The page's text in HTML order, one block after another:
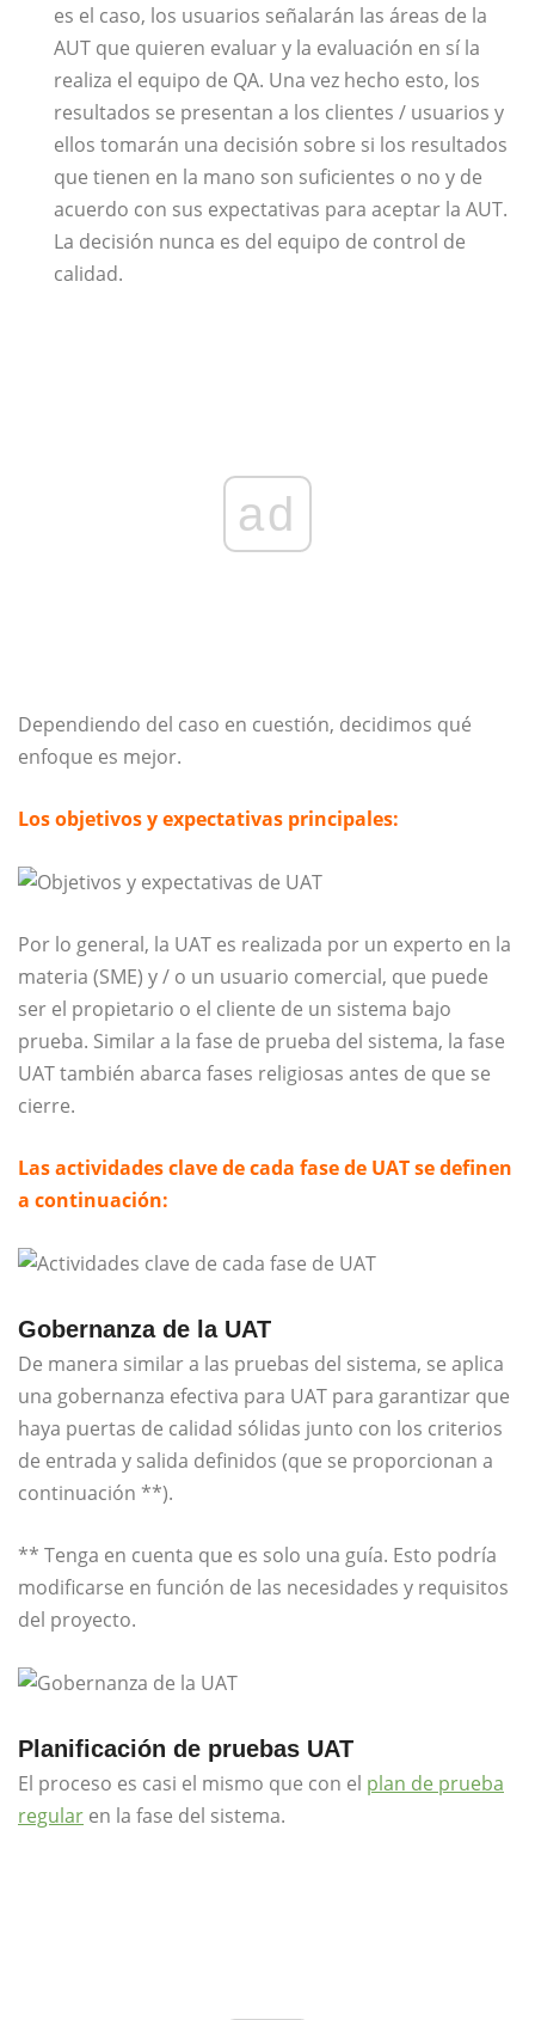
es el caso, los usuarios señalarán las áreas de la
AUT que quieren evaluar y la evaluación en sí la
realiza el equipo de QA. Una vez hecho esto, los
resultados se presentan a los clientes / usuarios y
ellos tomarán una decisión sobre si los resultados
que tienen en la mano son suficientes o no y de
acuerdo con sus expectativas para aceptar la AUT.
La decisión nunca es del equipo de control de
calidad.
ad
Dependiendo del caso en cuestión, decidimos qué
enfoque es mejor.
Los objetivos y expectativas principales:
Por lo general, la UAT es realizada por un experto en la
materia (SME) y / o un usuario comercial, que puede
ser el propietario o el cliente de un sistema bajo
prueba. Similar a la fase de prueba del sistema, la fase
UAT también abarca fases religiosas antes de que se
cierre.
Las actividades clave de cada fase de UAT se definen
a continuación:
Gobernanza de la UAT
De manera similar a las pruebas del sistema, se aplica
una gobernanza efectiva para UAT para garantizar que
haya puertas de calidad sólidas junto con los criterios
de entrada y salida definidos (que se proporcionan a
continuación **).
** Tenga en cuenta que es solo una guía. Esto podría
modificarse en función de las necesidades y requisitos
del proyecto.
Planificación de pruebas UAT
El proceso es casi el mismo que con el plan de prueba
regular en la fase del sistema.